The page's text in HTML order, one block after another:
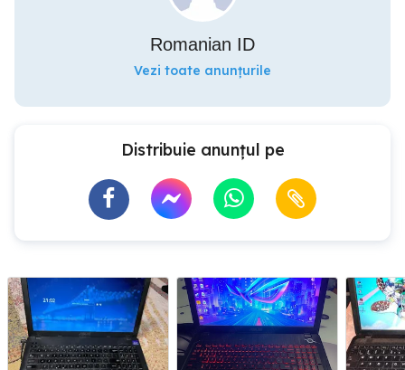
Romanian ID
Vezi toate anunțurile
Distribuie anunțul pe